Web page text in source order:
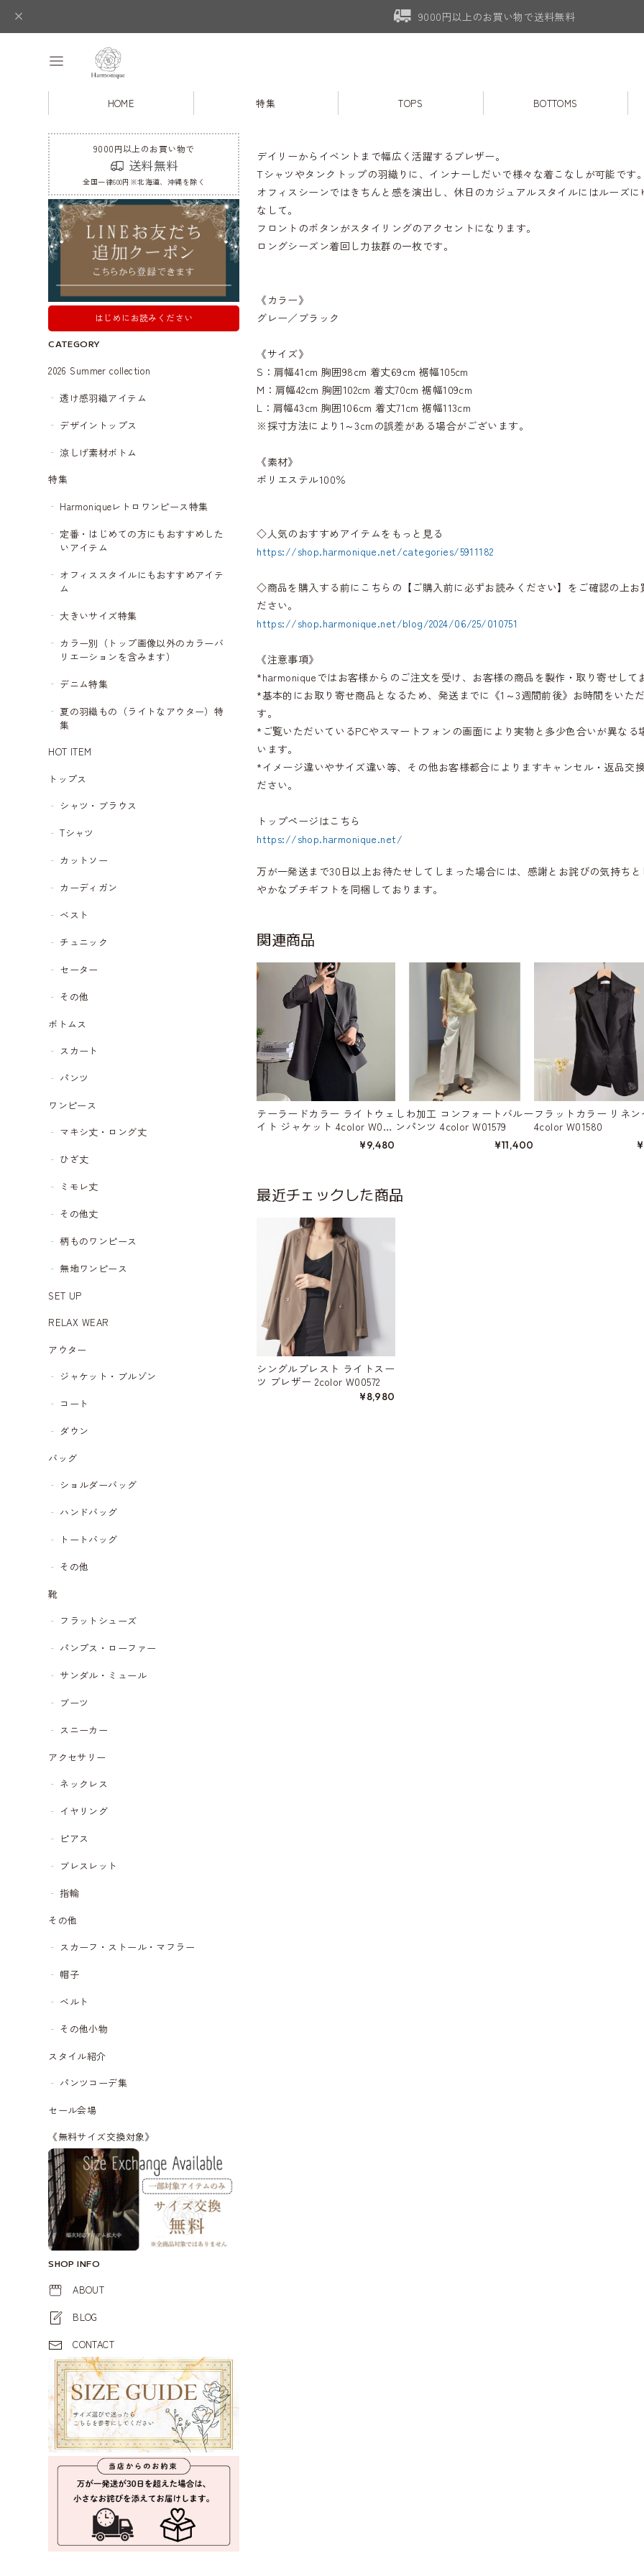
9000円以上のお買い物で送料無料
HOME 特集 TOPS BOTTOMS
9000円以上のお買い物で
送料無料
全国一律600円※北海道、沖縄を除く
はじめにお読みください
CATEGORY
2026 Summer collection
透け感羽織アイテム
デザイントップス
涼しげ素材ボトム
特集
Harmoniqueレトロワンピース特集
定番・はじめての方にもおすすめした
いアイテム
オフィススタイルにもおすすめアイテ
ム
大きいサイズ特集
カラー別（トップ画像以外のカラーバ
リエーションを含みます）
デニム特集
夏の羽織もの（ライトなアウター）特
集
HOT ITEM
トップス
シャツ・ブラウス
Tシャツ
カットソー
カーディガン
ベスト
チュニック
セーター
その他
ボトムス
スカート
パンツ
ワンピース
マキシ丈・ロング丈
ひざ丈
ミモレ丈
その他丈
柄ものワンピース
無地ワンピース
SET UP
RELAX WEAR
アウター
ジャケット・ブルゾン
コート
ダウン
バッグ
ショルダーバッグ
ハンドバッグ
トートバッグ
その他
靴
フラットシューズ
パンプス・ローファー
サンダル・ミュール
ブーツ
スニーカー
アクセサリー
ネックレス
イヤリング
ピアス
ブレスレット
指輪
その他
スカーフ・ストール・マフラー
帽子
ベルト
その他小物
スタイル紹介
パンツコーデ集
セール会場
《無料サイズ交換対象》
SHOP INFO
ABOUT
BLOG
CONTACT
デイリーからイベントまで幅広く活躍するブレザー。
Tシャツやタンクトップの羽織りに、インナーしだいで様々な着こなしが可能です。
オフィスシーンではきちんと感を演出し、休日のカジュアルスタイルにはルーズに
なして。
フロントのボタンがスタイリングのアクセントになります。
ロングシーズン着回し力抜群の一枚です。
《カラー》
グレー／ブラック
《サイズ》
S：肩幅41cm 胸囲98cm 着丈69cm 裾幅105cm
M：肩幅42cm 胸囲102cm 着丈70cm 裾幅109cm
L：肩幅43cm 胸囲106cm 着丈71cm 裾幅113cm
※採寸方法により1～3cmの誤差がある場合がございます。
《素材》
ポリエステル100％
◇人気のおすすめアイテムをもっと見る
https://shop.harmonique.net/categories/5911182
◇商品を購入する前にこちらの【ご購入前に必ずお読みください】をご確認の上お
ださい。
https://shop.harmonique.net/blog/2024/06/25/010751
《注意事項》
*harmoniqueではお客様からのご注文を受け、お客様の商品を製作・取り寄せして
*基本的にお取り寄せ商品となるため、発送までに《1～3週間前後》お時間をいた
す。
*ご覧いただいているPCやスマートフォンの画面により実物と多少色合いが異なる
います。
*イメージ違いやサイズ違い等、その他お客様都合によりますキャンセル・返品交
ださい。
トップページはこちら
https://shop.harmonique.net/
万が一発送まで30日以上お待たせしてしまった場合には、感謝とお詫びの気持ちと
やかなプチギフトを同梱しております。
関連商品
テーラードカラー ライトウェ
イト ジャケット 4color W015
¥9,480
しわ加工 コンフォートバルー
ンパンツ 4color W01579
¥11,400
フラットカラー リネン
4color W01580
最近チェックした商品
シングルブレスト ライトスー
ツ ブレザー 2color W00572
¥8,980